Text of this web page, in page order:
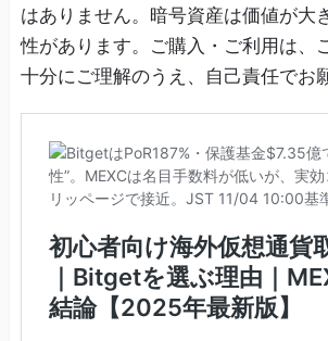
はありません。暗号資産は価値が大
性があります。ご購入・ご利用は、
十分にご理解のうえ、自己責任でお